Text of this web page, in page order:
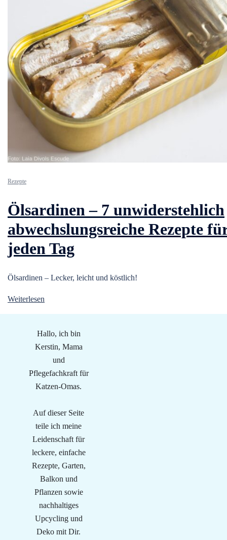
Rezepte
Ölsardinen – 7 unwiderstehlich
abwechslungsreiche Rezepte
jeden Tag
Ölsardinen – Lecker, leicht und köstlich!
Weiterlesen
Hallo, ich bin
Kerstin, Mama
und
Pflegefachkraft für
Katzen-Omas.
Auf dieser Seite
teile ich meine
Leidenschaft für
leckere, einfache
Rezepte, Garten,
Balkon und
Pflanzen sowie
nachhaltiges
Upcycling und
Deko mit Dir.